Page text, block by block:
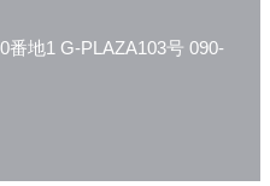
番地1 G-PLAZA103号 090-